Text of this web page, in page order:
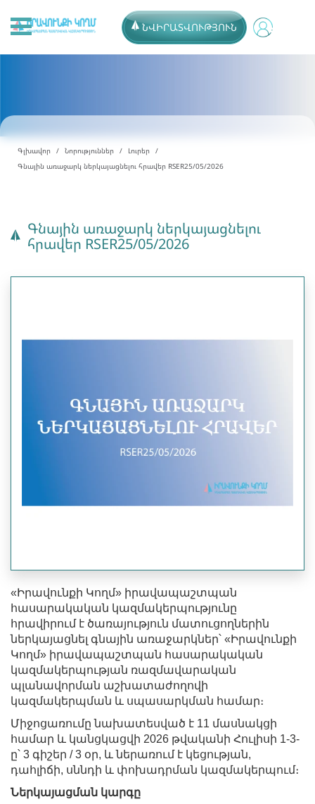
ՆՎԻՐԱՏՎՈՒԹՅՈՒՆ
Գլխավոր Նորություններ
Լուրեր
Գնային առաջարկ ներկայացնելու հրավեր RSER25/05/2026
Գնային առաջարկ ներկայացնելու
հրավեր RSER25/05/2026
«Իրավունքի Կողմ» իրավապաշտպան
հասարակական կազմակերպությունը
հրավիրում է ծառայություն մատուցողներին
ներկայացնել գնային առաջարկներ՝ «Իրավունքի
Կողմ» իրավապաշտպան հասարակական
կազմակերպության ռազմավարական
պլանավորման աշխատաժողովի
կազմակերպման և սպասարկման համար։
Միջոցառումը նախատեսված է 11 մասնակցի
համար և կանցկացվի 2026 թվականի Հուլիսի 1-3-
ը՝ 3 գիշեր / 3 օր, և ներառում է կեցության,
դահլիճի, սննդի և փոխադրման կազմակերպում։
Ներկայացման կարգը